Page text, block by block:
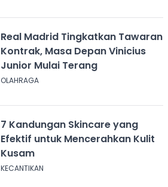
Real Madrid Tingkatkan Tawaran
Kontrak, Masa Depan Vinicius
Junior Mulai Terang
OLAHRAGA
7 Kandungan Skincare yang
Efektif untuk Mencerahkan Kulit
Kusam
KECANTIKAN